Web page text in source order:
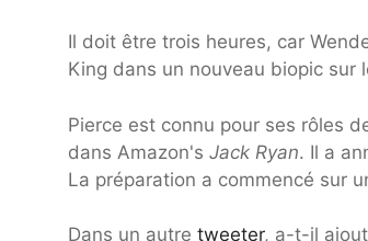
Il doit être trois heures, car
King dans un nouveau biopic sur
Pierce est connu pour ses rôles
dans Amazon's Jack Ryan. Il a
La préparation a commencé sur
Dans un autre tweeter, a-t-il